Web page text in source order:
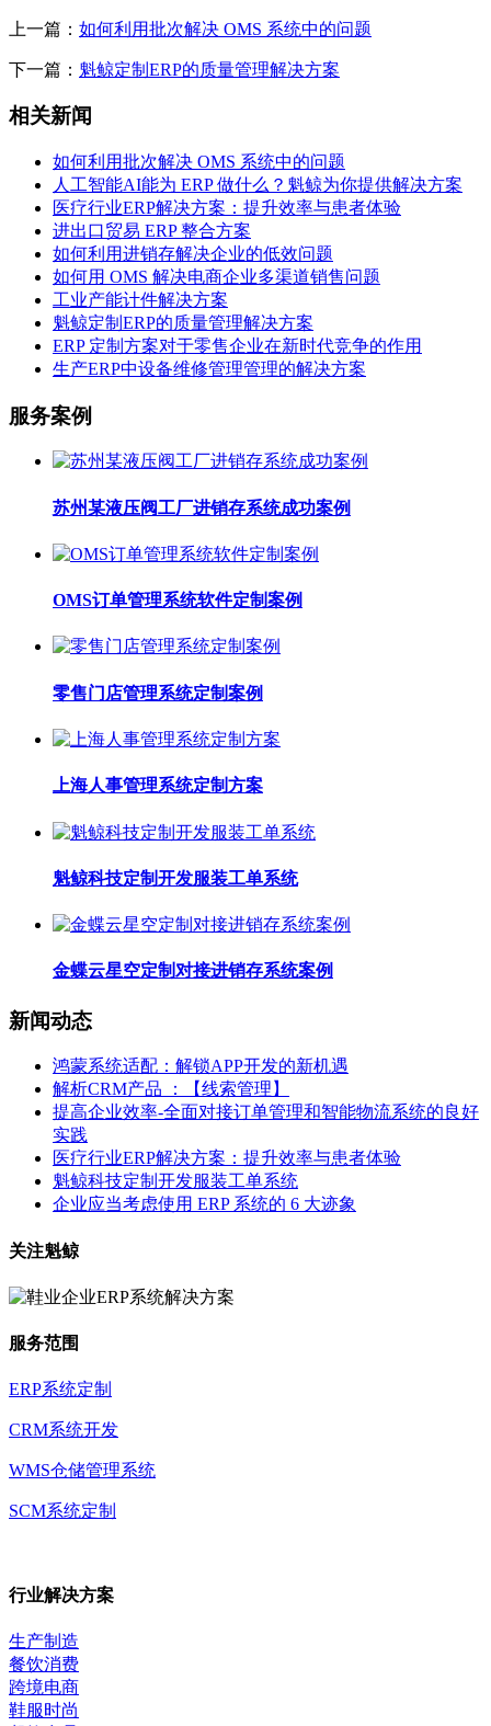
上一篇： 如何利用批次解决 OMS 系统中的问题
下一篇： 魁鲸定制ERP的质量管理解决方案
相关新闻
如何利用批次解决 OMS 系统中的问题
人工智能AI能为 ERP 做什么？魁鲸为你提供解决方案
医疗行业ERP解决方案：提升效率与患者体验
进出口贸易 ERP 整合方案
如何利用进销存解决企业的低效问题
如何用 OMS 解决电商企业多渠道销售问题
工业产能计件解决方案
魁鲸定制ERP的质量管理解决方案
ERP 定制方案对于零售企业在新时代竞争的作用
生产ERP中设备维修管理管理的解决方案
服务案例
苏州某液压阀工厂进销存系统成功案例
OMS订单管理系统软件定制案例
零售门店管理系统定制案例
上海人事管理系统定制方案
魁鲸科技定制开发服装工单系统
金蝶云星空定制对接进销存系统案例
新闻动态
鸿蒙系统适配：解锁APP开发的新机遇
解析CRM产品 ：【线索管理】
提高企业效率-全面对接订单管理和智能物流系统的良好
实践
医疗行业ERP解决方案：提升效率与患者体验
魁鲸科技定制开发服装工单系统
企业应当考虑使用 ERP 系统的 6 大迹象
关注魁鲸
服务范围
ERP系统定制
CRM系统开发
WMS仓储管理系统
SCM系统定制
行业解决方案
生产制造
餐饮消费
跨境电商
鞋服时尚